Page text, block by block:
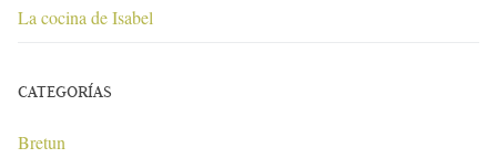
La cocina de Isabel
CATEGORÍAS
Bretun